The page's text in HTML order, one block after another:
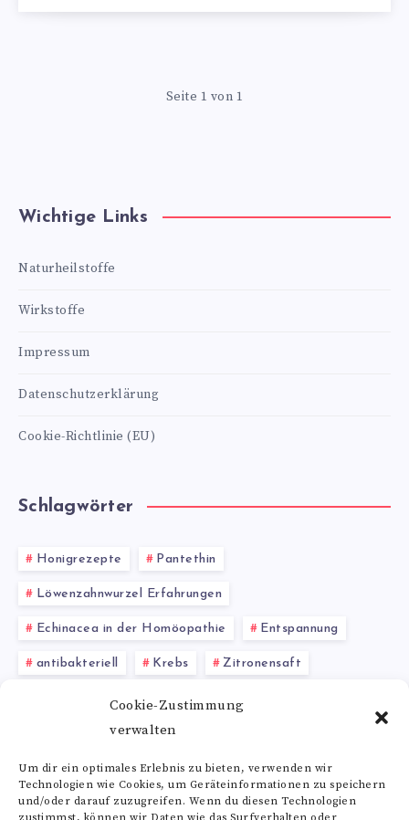
Cookie-Zustimmung
verwalten
Um dir ein optimales Erlebnis zu bieten, verwenden wir
Technologien wie Cookies, um Geräteinformationen zu speichern
und/oder darauf zuzugreifen. Wenn du diesen Technologien
Seite 1 von 1
Wichtige Links
Naturheilstoffe
Wirkstoffe
Impressum
Datenschutzerklärung
Cookie-Richtlinie (EU)
Schlagwörter
Honigrezepte Pantethin
Löwenzahnwurzel Erfahrungen
Echinacea in der Homöopathie Entspannung
antibakteriell Krebs Zitronensaft
emotionale Gesundheit
Lavendelbad
Alle Schlagwörter